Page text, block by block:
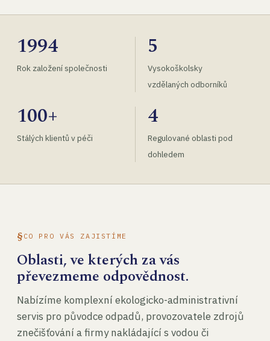
1994
Rok založení společnosti
5
Vysokoškolsky
vzdělaných odborníků
100+
Stálých klientů v péči
4
Regulované oblasti pod
dohledem
CO PRO VÁS ZAJISTÍME
Oblasti, ve kterých za vás
převezmeme odpovědnost.
Nabízíme komplexní ekologicko-administrativní
servis pro původce odpadů, provozovatele zdrojů
znečišťování a firmy nakládající s vodou či